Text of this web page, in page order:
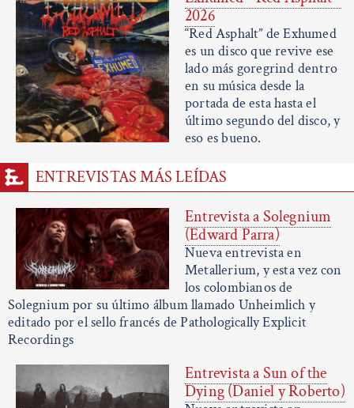
2026
“Red Asphalt” de Exhumed
es un disco que revive ese
lado más goregrind dentro
en su música desde la
portada de esta hasta el
último segundo del disco, y
eso es bueno.
ENTREVISTAS MÁS LEÍDAS
Entrevista a Solegnium
(Edward Parra)
Nueva entrevista en
Metallerium, y esta vez con
los colombianos de
Solegnium por su último álbum llamado Unheimlich y
editado por el sello francés de Pathologically Explicit
Recordings
Entrevista a Sun of the
Dying (Daniel y Roberto)